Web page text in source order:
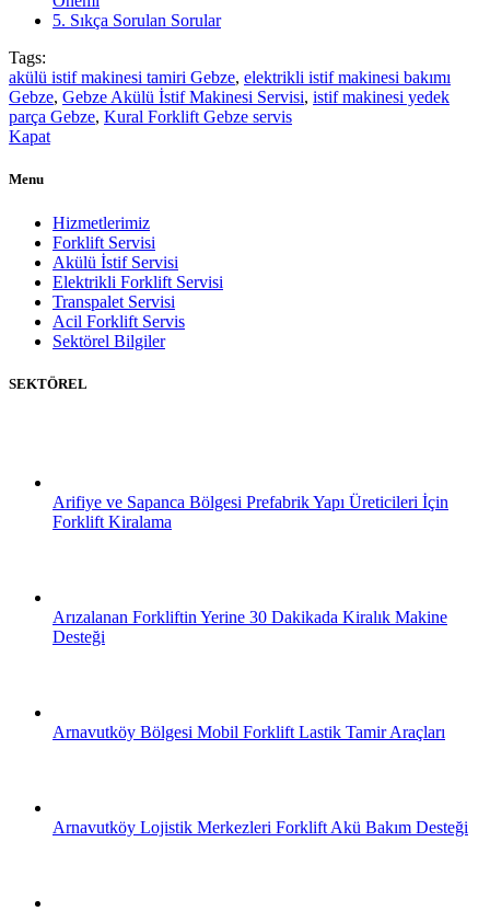
5. Sıkça Sorulan Sorular
Tags:
akülü istif makinesi tamiri Gebze, elektrikli istif makinesi bakımı
Gebze, Gebze Akülü İstif Makinesi Servisi, istif makinesi yedek
parça Gebze, Kural Forklift Gebze servis
Kapat
Menu
Hizmetlerimiz
Forklift Servisi
Akülü İstif Servisi
Elektrikli Forklift Servisi
Transpalet Servisi
Acil Forklift Servis
Sektörel Bilgiler
SEKTÖREL
Arifiye ve Sapanca Bölgesi Prefabrik Yapı Üreticileri İçin
Forklift Kiralama
Arızalanan Forkliftin Yerine 30 Dakikada Kiralık Makine
Desteği
Arnavutköy Bölgesi Mobil Forklift Lastik Tamir Araçları
Arnavutköy Lojistik Merkezleri Forklift Akü Bakım Desteği